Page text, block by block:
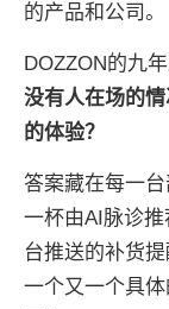
的产品和公司。
DOZZON的九
没有人在场的
的体验？
答案藏在每一
一杯由AI脉诊
台推送的补货
一个又一个具